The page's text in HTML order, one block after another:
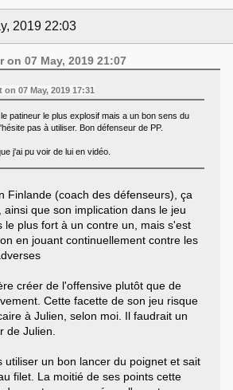
2019 22:03
07 May, 2019 21:07
07 May, 2019 17:31
patineur le plus explosif mais a un bon sens du
pas à utiliser. Bon défenseur de PP.
j'ai pu voir de lui en vidéo.
Finlande (coach des défenseurs), ça
que son implication dans le jeu
le plus fort à un contre un, mais s'est
en jouant continuellement contre les
créer de l'offensive plutôt que de
Cette facette de son jeu risque
à Julien, selon moi. Il faudrait un
de Julien.
utiliser un bon lancer du poignet et sait
filet. La moitié de ses points cette